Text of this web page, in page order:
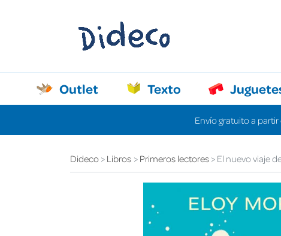
Outlet Texto
Envío gratuito a
Dideco Libros Primeros lectores El nuevo viaje